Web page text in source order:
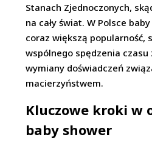
Stanach Zjednoczonych,
na cały świat. W Polsce
coraz większą popularność,
wspólnego spędzenia czasu
wymiany doświadczeń
macierzyństwem.
Kluczowe kroki w
baby shower